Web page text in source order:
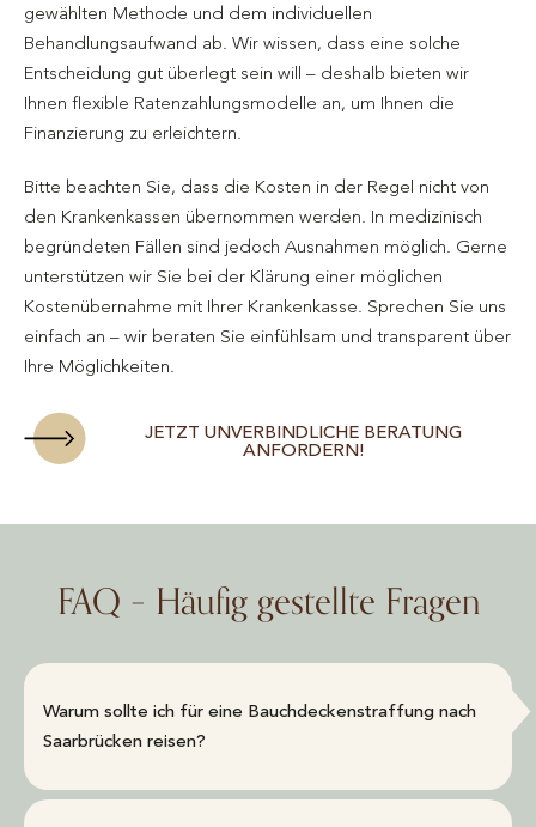
gewählten Methode und dem individuellen
Behandlungsaufwand ab. Wir wissen, dass eine solche
Entscheidung gut überlegt sein will – deshalb bieten wir
Ihnen flexible Ratenzahlungsmodelle an, um Ihnen die
Finanzierung zu erleichtern.
Bitte beachten Sie, dass die Kosten in der Regel nicht von
den Krankenkassen übernommen werden. In medizinisch
begründeten Fällen sind jedoch Ausnahmen möglich. Gerne
unterstützen wir Sie bei der Klärung einer möglichen
Kostenübernahme mit Ihrer Krankenkasse. Sprechen Sie uns
einfach an – wir beraten Sie einfühlsam und transparent über
Ihre Möglichkeiten.
JETZT UNVERBINDLICHE BERATUNG
ANFORDERN!
FAQ – Häufig gestellte Fragen
Warum sollte ich für eine Bauchdeckenstraffung nach
Saarbrücken reisen?